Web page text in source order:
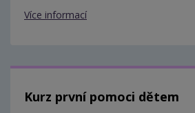
Více informací
Kurz první pomoci dětem